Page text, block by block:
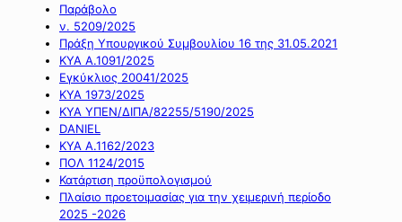
Παράβολο
ν. 5209/2025
Πράξη Υπουργικού Συμβουλίου 16 της 31.05.2021
ΚΥΑ Α.1091/2025
Εγκύκλιος 20041/2025
ΚΥΑ 1973/2025
ΚΥΑ ΥΠΕΝ/ΔΙΠΑ/82255/5190/2025
DANIEL
ΚΥΑ Α.1162/2023
ΠΟΛ 1124/2015
Κατάρτιση προϋπολογισμού
Πλαίσιο προετοιμασίας για την χειμερινή περίοδο
2025 -2026